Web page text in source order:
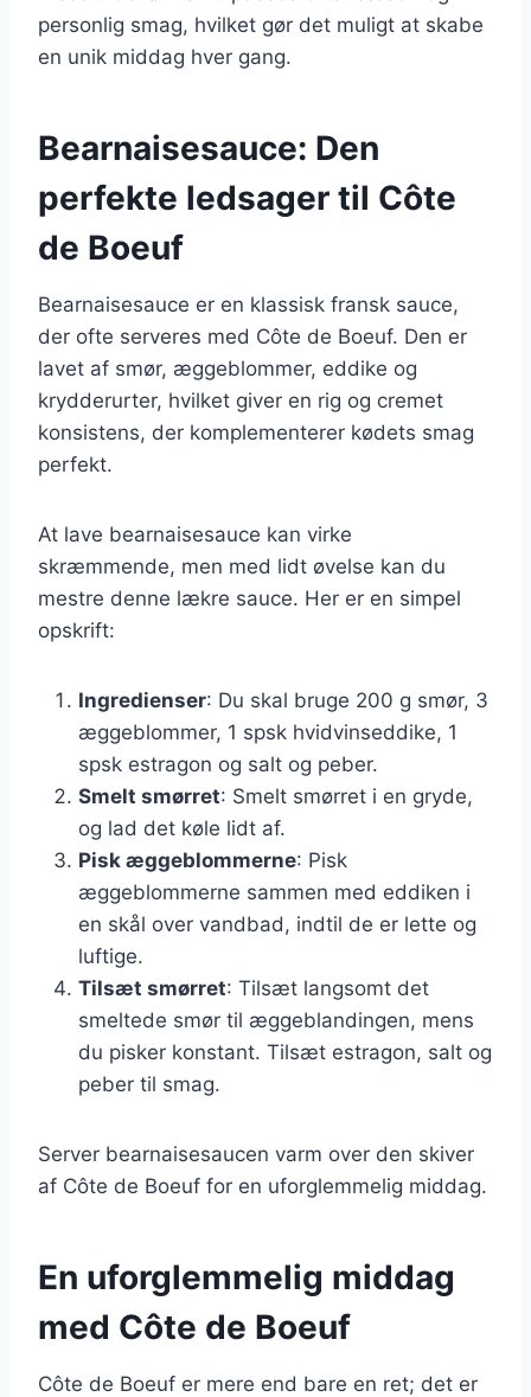
personlig smag, hvilket gør det muligt at skabe
en unik middag hver gang.
Bearnaisesauce: Den
perfekte ledsager til Côte
de Boeuf
Bearnaisesauce er en klassisk fransk sauce,
der ofte serveres med Côte de Boeuf. Den er
lavet af smør, æggeblommer, eddike og
krydderurter, hvilket giver en rig og cremet
konsistens, der komplementerer kødets smag
perfekt.
At lave bearnaisesauce kan virke
skræmmende, men med lidt øvelse kan du
mestre denne lækre sauce. Her er en simpel
opskrift:
Ingredienser: Du skal bruge 200 g smør, 3
æggeblommer, 1 spsk hvidvinseddike, 1
spsk estragon og salt og peber.
Smelt smørret: Smelt smørret i en gryde,
og lad det køle lidt af.
Pisk æggeblommerne: Pisk
æggeblommerne sammen med eddiken i
en skål over vandbad, indtil de er lette og
luftige.
Tilsæt smørret: Tilsæt langsomt det
smeltede smør til æggeblandingen, mens
du pisker konstant. Tilsæt estragon, salt og
peber til smag.
Server bearnaisesaucen varm over den skiver
af Côte de Boeuf for en uforglemmelig middag.
En uforglemmelig middag
med Côte de Boeuf
Côte de Boeuf er mere end bare en ret; det er